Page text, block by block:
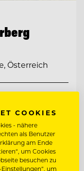
Österreich
IM
COOKIES
- nähere
als Benutzer
am Ende
um Cookies
besuchen zu
um